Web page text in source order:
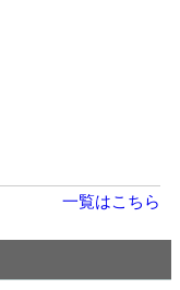
一覧はこちら